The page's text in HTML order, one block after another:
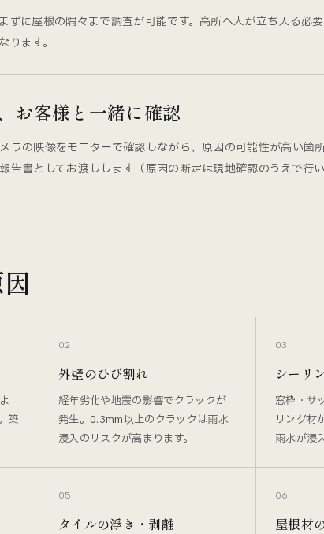
ずに屋根の隅々まで調査が可能です。高所へ人が立ち入る必
ります。
お客様と一緒に確認
ラの映像をモニターで確認しながら、原因の可能性が高い箇
告書としてお渡しします（原因の断定は現地確認のうえで行い
築
02
外壁のひび割れ
経年劣化や地震の影響でクラックが
発生。0.3mm以上のクラックは雨水
浸入のリスクが高まります。
03
シーリ
窓枠・サ
リング材
雨水が浸
05
タイルの浮き・剥離
06
屋根材